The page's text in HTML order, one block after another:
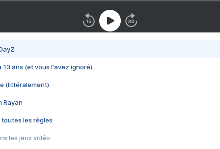
13 ans (et vous l'avez ignoré)
(littéralement)
Rayan
toutes les règles
les jeux vidéo